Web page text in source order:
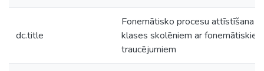
dc.title
Fonemātisko procesu attīstīšana 1.
klases skolēniem ar fonemātiskiem
traucējumiem